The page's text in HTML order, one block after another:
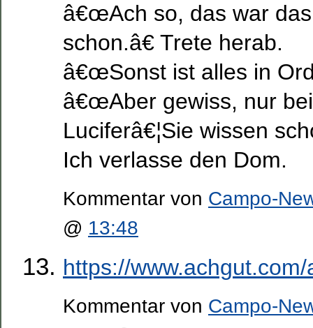
â€œAch so, das war
schon.â€ Trete herab.
â€œSonst ist alles in
â€œAber gewiss, nur
Luciferâ€¦Sie wissen
Ich verlasse den Dom.
Kommentar von Campo-
@ 13:48
https://
Kommentar von Campo-